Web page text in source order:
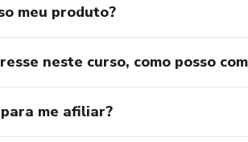
Diferenciando Grandezas
Diferenciando Grandezas
meu produto?
neste curso, como posso
me afiliar?